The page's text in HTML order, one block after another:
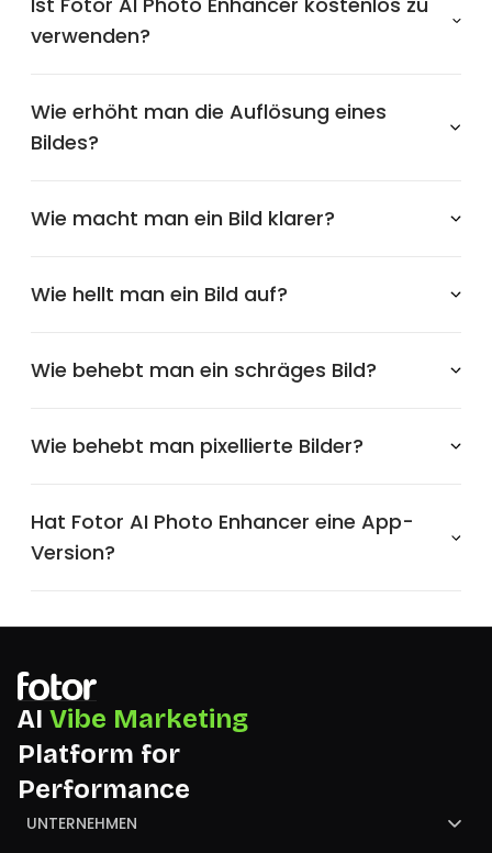
verwenden?
Wie erhöht man die Auflösung eines
Bildes?
Wie macht man ein Bild klarer?
Wie hellt man ein Bild auf?
Wie behebt man ein schräges Bild?
Wie behebt man pixellierte Bilder?
Hat Fotor AI Photo Enhancer eine App-
Version?
AI Vibe Marketing
Platform for
Performance
UNTERNEHMEN